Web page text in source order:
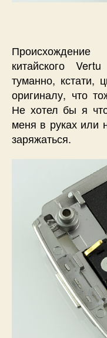
Происхождение
китайского
туманно, кстати,
оригиналу, что
Не хотел бы я
меня в руках или
заряжаться.